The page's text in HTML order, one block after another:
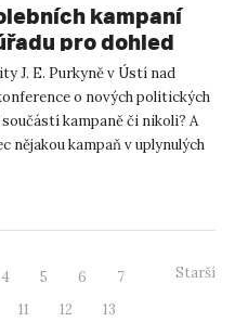
kampaní
pro dohled
J. E. Purkyně v Ústí nad
o nových politických
kampaně či nikoli? A
nějakou kampaň v uplynulých
4 5 6
7
11 12
13
Starší